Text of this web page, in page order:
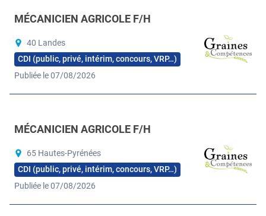
MÉCANICIEN AGRICOLE F/H
40 Landes
CDI (public, privé, intérim, concours, VRP…)
Publiée le 07/08/2026
MÉCANICIEN AGRICOLE F/H
65 Hautes-Pyrénées
CDI (public, privé, intérim, concours, VRP…)
Publiée le 07/08/2026